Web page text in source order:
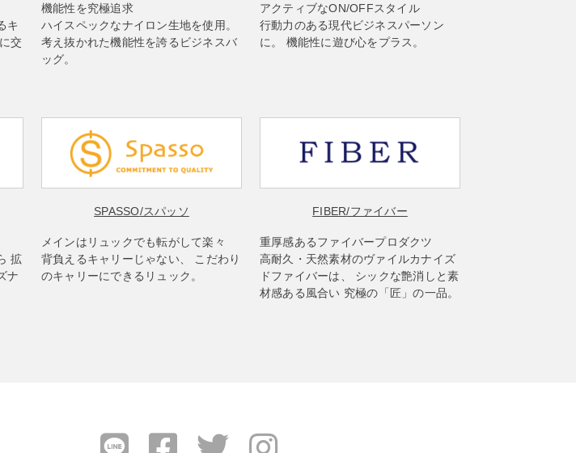
キ
交
機能性を究極追求
ハイスペックなナイロン生地を使用。
考え抜かれた機能性を誇るビジネスバ
ッグ。
アクティブなON/OFFスタイル
行動力のある現代ビジネスパーソン
に。 機能性に遊び心をプラス。
拡
ナ
SPASSO/スパッソ
メインはリュックでも転がして楽々
背負えるキャリーじゃない、 こだわり
のキャリーにできるリュック。
FIBER/ファイバー
重厚感あるファイバープロダクツ
高耐久・天然素材のヴァイルカナイズ
ドファイバーは、 シックな艶消しと素
材感ある風合い 究極の「匠」の一品。